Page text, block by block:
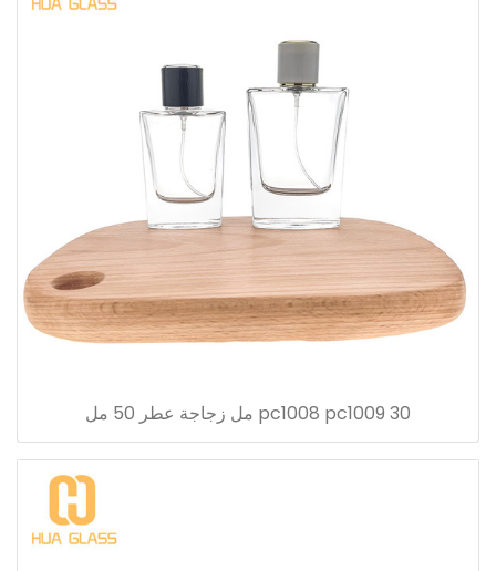
pc1008 pc1009 30 مل زجاجة عطر 50 مل